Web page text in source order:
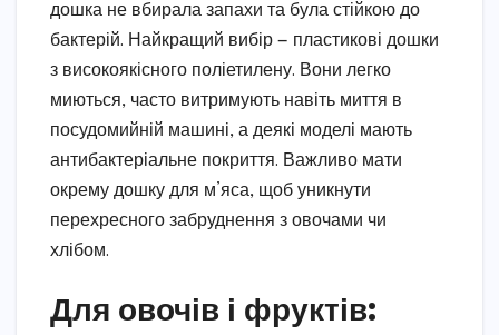
дошка не вбирала запахи та була стійкою до
бактерій. Найкращий вибір — пластикові дошки
з високоякісного поліетилену. Вони легко
миються, часто витримують навіть миття в
посудомийній машині, а деякі моделі мають
антибактеріальне покриття. Важливо мати
окрему дошку для м’яса, щоб уникнути
перехресного забруднення з овочами чи
хлібом.
Для овочів і фруктів: